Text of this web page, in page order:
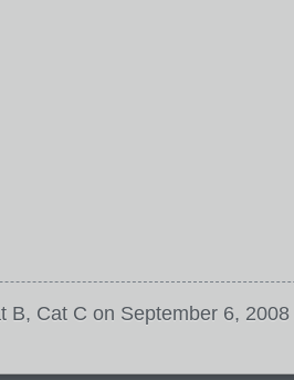
B, Cat C on September 6, 2008